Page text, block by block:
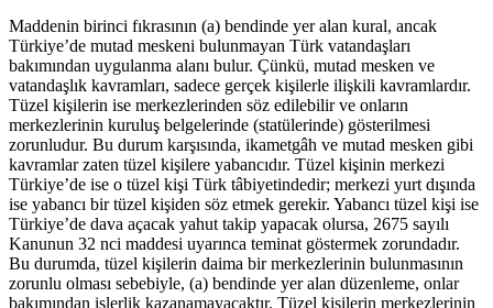
Maddenin birinci fıkrasının (a) bendinde yer alan kural, ancak
Türkiye’de mutad meskeni bulunmayan Türk vatandaşları
bakımından uygulanma alanı bulur. Çünkü, mutad mesken ve
vatandaşlık kavramları, sadece gerçek kişilerle ilişkili kavramlardır.
Tüzel kişilerin ise merkezlerinden söz edilebilir ve onların
merkezlerinin kuruluş belgelerinde (statülerinde) gösterilmesi
zorunludur. Bu durum karşısında, ikametgâh ve mutad mesken gibi
kavramlar zaten tüzel kişilere yabancıdır. Tüzel kişinin merkezi
Türkiye’de ise o tüzel kişi Türk tâbiyetindedir; merkezi yurt dışında
ise yabancı bir tüzel kişiden söz etmek gerekir. Yabancı tüzel kişi ise
Türkiye’de dava açacak yahut takip yapacak olursa, 2675 sayılı
Kanunun 32 nci maddesi uyarınca teminat göstermek zorundadır.
Bu durumda, tüzel kişilerin daima bir merkezlerinin bulunmasının
zorunlu olması sebebiyle, (a) bendinde yer alan düzenleme, onlar
bakımından işlerlik kazanamayacaktır. Tüzel kişilerin merkezlerinin